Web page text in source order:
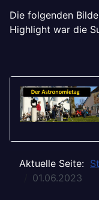
Die folgenden
Highlight war die
Aktuelle Seite:
01.06.2023